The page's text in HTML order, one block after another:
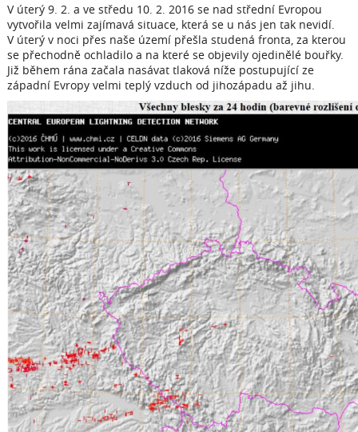
V úterý 9. 2. a ve středu 10. 2. 2016 se nad střední Evropou
vytvořila velmi zajímavá situace, která se u nás jen tak nevidí.
V úterý v noci přes naše území přešla studená fronta, za kterou
se přechodně ochladilo a na které se objevily ojedinělé bouřky.
Již během rána začala nasávat tlaková níže postupující ze
západní Evropy velmi teplý vzduch od jihozápadu až jihu.